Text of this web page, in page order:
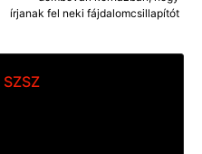
írjanak fel neki fájdalomcsillapítót
SZSZ